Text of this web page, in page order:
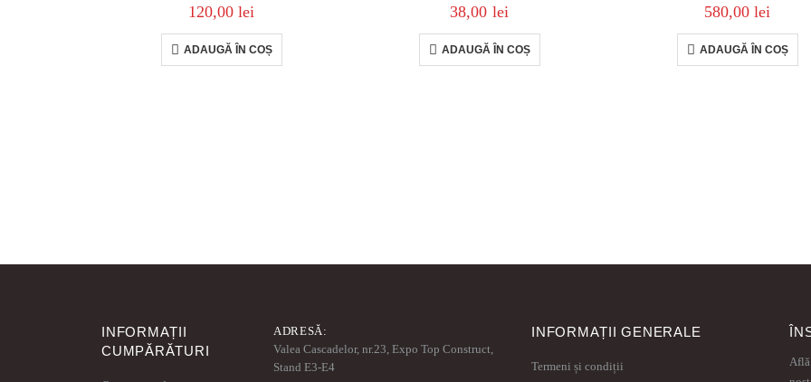
120,00lei
ADAUGĂ ÎN COȘ
38,00 lei
ADAUGĂ ÎN COȘ
580,00lei
ADAUGĂ ÎN COȘ
INFORMAȚII
CUMPĂRĂTURI
ADRESĂ:
Valea Cascadelor, nr.23, Expo Top Construct,
Stand E3-E4
INFORMAȚII GENERALE
Termeni și condiții